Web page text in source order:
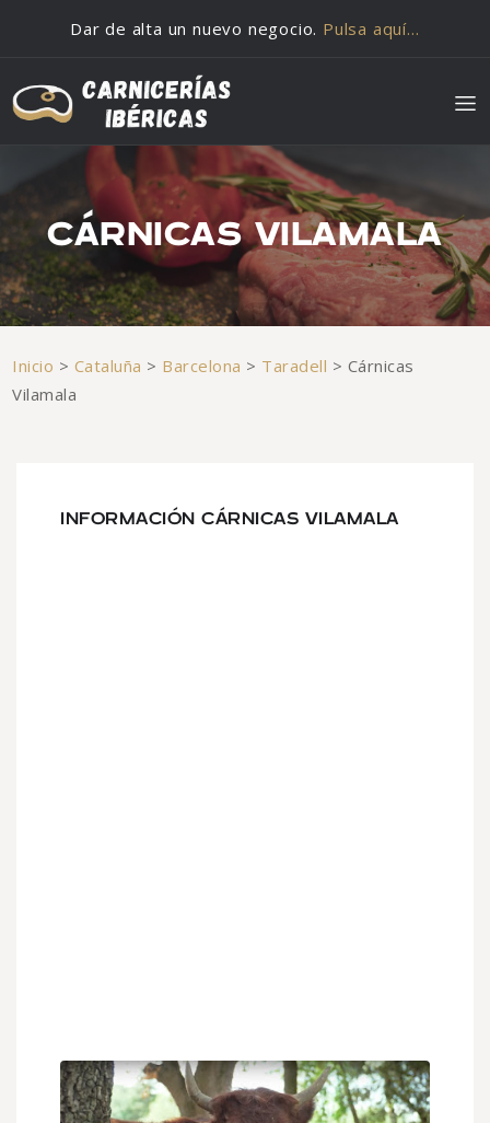
Dar de alta un nuevo negocio. Pulsa aquí…
CÁRNICAS VILAMALA
Inicio > Cataluña > Barcelona > Taradell > Cárnicas
Vilamala
INFORMACIÓN CÁRNICAS VILAMALA